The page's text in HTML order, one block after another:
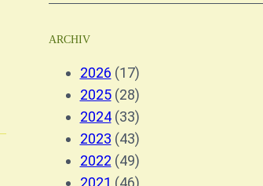
ARCHIV
2026 (17)
2025(28)
2024(33)
2023 (43)
2022 (49)
2021 (46)